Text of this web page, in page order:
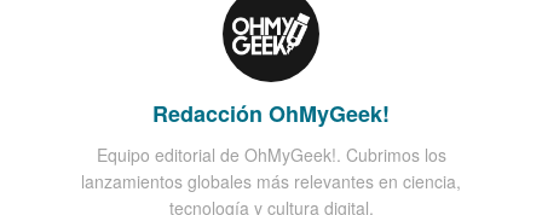
Redacción OhMyGeek!
Equipo editorial de OhMyGeek!. Cubrimos los
lanzamientos globales más relevantes en ciencia,
tecnología y cultura digital.